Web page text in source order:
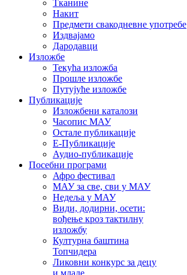
Тканине
Накит
Предмети свакодневне употребе
Издвајамо
Дародавци
Изложбе
Текућа изложба
Прошле изложбе
Путујуће изложбе
Публикације
Изложбени каталози
Часопис МАУ
Остале публикације
Е-Публикације
Аудио-публикације
Посебни програми
Афро фестивал
МАУ за све, сви у МАУ
Недеља у МАУ
Види, додирни, осети:
вођење кроз тактилну
изложбу
Културна баштина
Топчидера
Ликовни конкурс за децу
и младе